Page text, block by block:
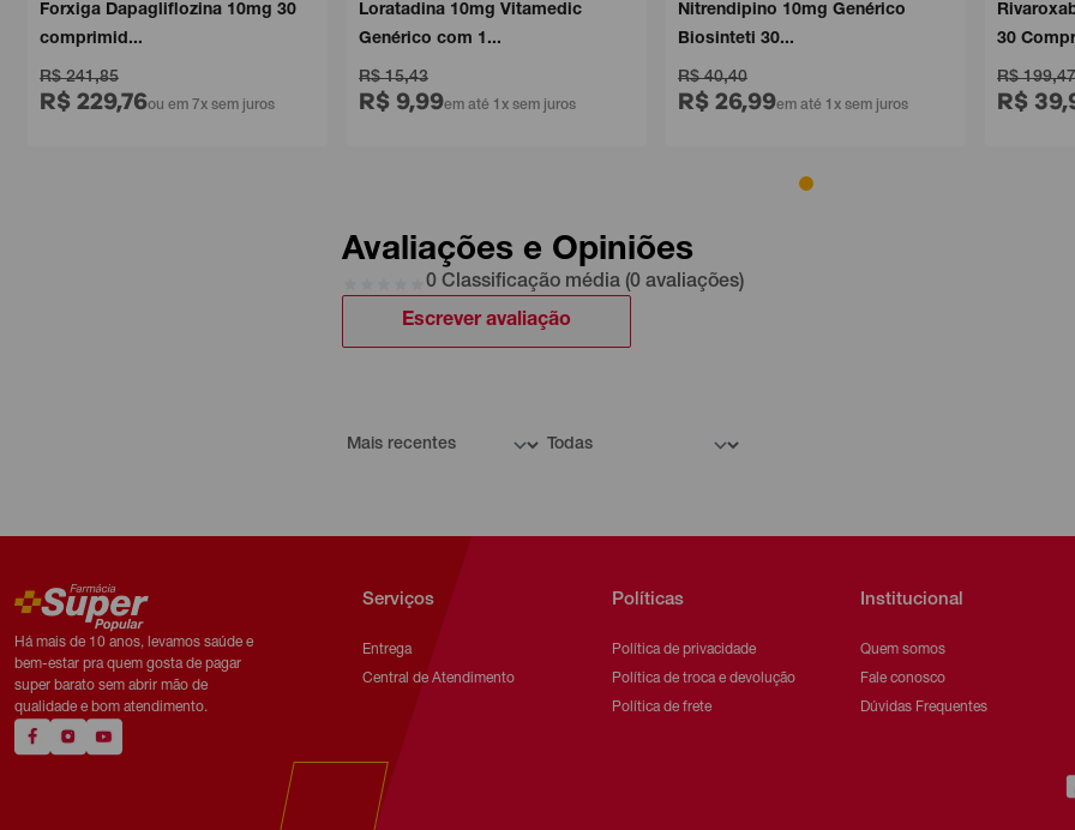
Forxiga Dapagliflozina 10mg 30
comprimid...
R$ 241,85
R$ 229,76ou em 7x sem juros
Loratadina 10mg Vitamedic
Genérico com 1...
R$ 15,43
R$ 9,99em até 1x sem juros
Nitrendipino 10mg Genérico
Biosinteti 30...
R$ 40,40
R$ 26,99em até 1x sem juros
30
R$ 199,47
R$
Avaliações e Opiniões
0 Classificação média (0 avaliações)
Escrever avaliação
Há mais de 10 anos, levamos saúde e
bem-estar pra quem gosta de pagar
super barato sem abrir mão de
qualidade e bom atendimento.
Serviços
Entrega
Central de Atendimento
Políticas
Política de privacidade
Política de troca e devolução
Política de frete
Institucional
Quem somos
Fale conosco
Dúvidas Frequentes